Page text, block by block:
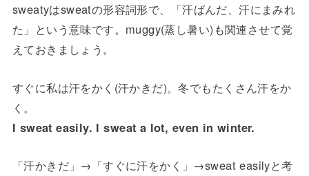
sweatyはsweatの形容詞形で、「汗ばんだ、汗にまみれ
た」という意味です。muggy(蒸し暑い)も関連させて覚
えておきましょう。
すぐに私は汗をかく(汗かきだ)。冬でもたくさん汗をか
く。
I sweat easily. I sweat a lot, even in winter.
「汗かきだ」→「すぐに汗をかく」→sweat easilyと考